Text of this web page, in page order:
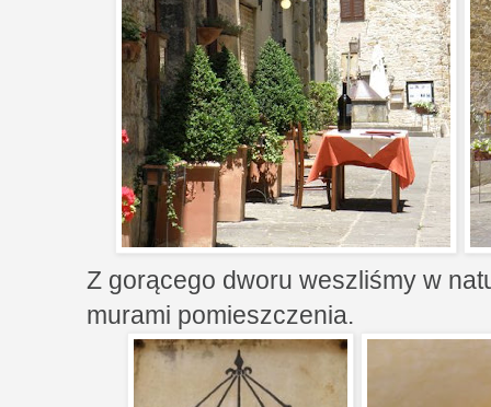
Z gorącego dworu weszliśmy w
murami pomieszczenia.